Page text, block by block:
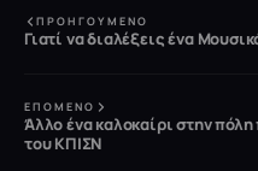
ΠΡΟΗΓΟΎΜΕΝΟ
Γιατί να διαλέξεις ένα
ΕΠΌΜΕΝΟ
Άλλο ένα καλοκαίρι στην
του ΚΠΙΣΝ